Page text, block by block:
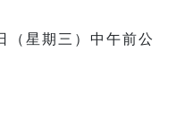
（星期三）中午前公